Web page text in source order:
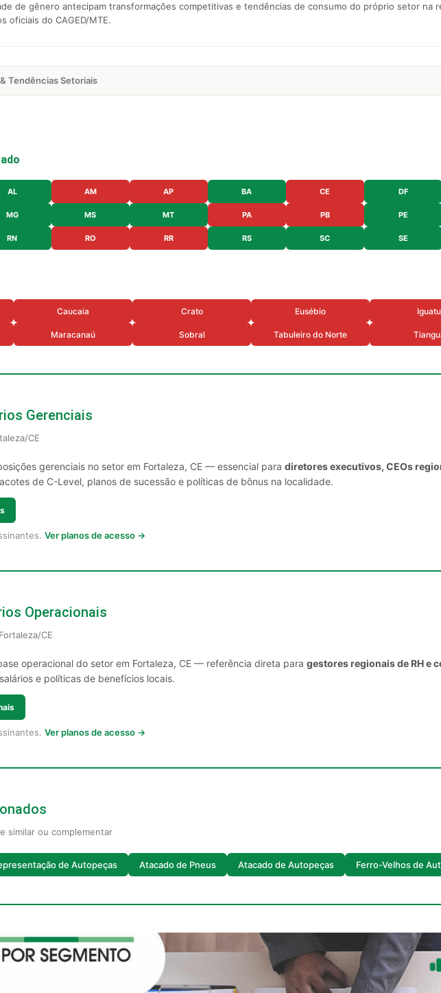
de gênero antecipam transformações competitivas e tendências de consumo do próprio setor na
oficiais do CAGED/MTE.
Tendências Setoriais
AL AM AP BA CE DF
MG MS MT PA PB PE
RN RO RR RS SC SE
Caucaia Crato Eusébio Iguatu
Maracanaú Sobral Tabuleiro do Norte
Gerenciais
CE
gerenciais no setor em Fortaleza, CE — essencial para diretores executivos, CEOs
de C-Level, planos de sucessão e políticas de bônus na localidade.
Ver planos de acesso →
Operacionais
CE
operacional do setor em Fortaleza, CE — referência direta para gestores regionais de RH e
e políticas de benefícios locais.
Ver planos de acesso →
similar ou complementar
de Autopeças Atacado de Pneus Atacado de Autopeças Ferro-Velhos de